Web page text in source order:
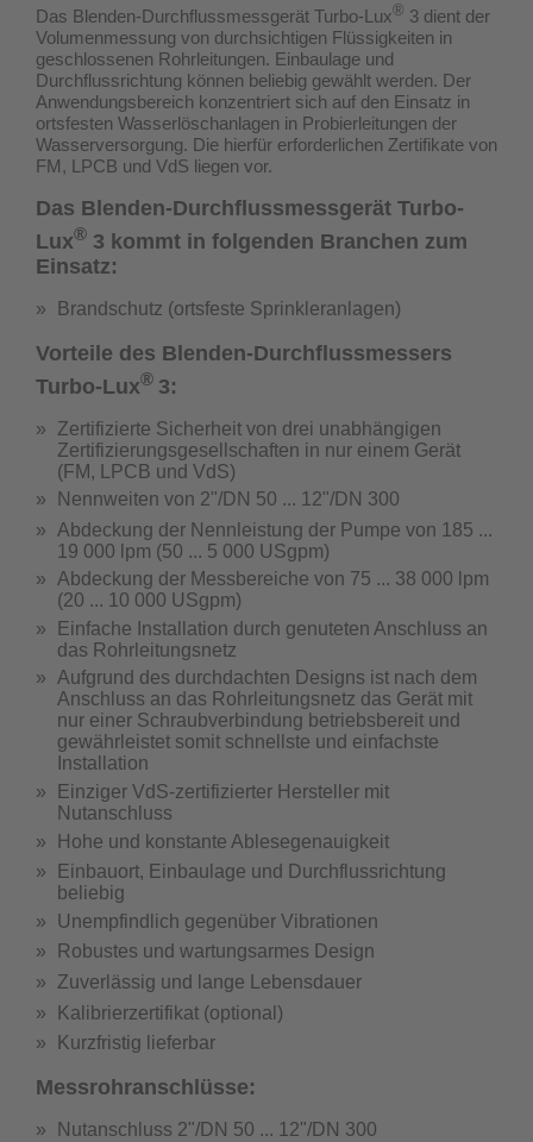
Das Blenden-Durchflussmessgerät Turbo-Lux® 3 dient der
Volumenmessung von durchsichtigen Flüssigkeiten in
geschlossenen Rohrleitungen. Einbaulage und
Durchflussrichtung können beliebig gewählt werden. Der
Anwendungsbereich konzentriert sich auf den Einsatz in
ortsfesten Wasserlöschanlagen in Probierleitungen der
Wasserversorgung. Die hierfür erforderlichen Zertifikate von
FM, LPCB und VdS liegen vor.
Das Blenden-Durchflussmessgerät Turbo-
Lux®3 kommt in folgenden Branchen zum
Einsatz:
Brandschutz (ortsfeste Sprinkleranlagen)
Vorteile des Blenden-Durchflussmessers
Turbo-Lux® 3:
Zertifizierte Sicherheit von drei unabhängigen
Zertifizierungsgesellschaften in nur einem Gerät
(FM, LPCB und VdS)
Nennweiten von 2"/DN 50 ... 12"/DN 300
Abdeckung der Nennleistung der Pumpe von 185 ...
19 000 lpm (50 ... 5 000 USgpm)
Abdeckung der Messbereiche von 75 ... 38 000 lpm
(20 ... 10 000 USgpm)
Einfache Installation durch genuteten Anschluss an
das Rohrleitungsnetz
Aufgrund des durchdachten Designs ist nach dem
Anschluss an das Rohrleitungsnetz das Gerät mit
nur einer Schraubverbindung betriebsbereit und
gewährleistet somit schnellste und einfachste
Installation
Einziger VdS-zertifizierter Hersteller mit
Nutanschluss
Hohe und konstante Ablesegenauigkeit
Einbauort, Einbaulage und Durchflussrichtung
beliebig
Unempfindlich gegenüber Vibrationen
Robustes und wartungsarmes Design
Zuverlässig und lange Lebensdauer
Kalibrierzertifikat (optional)
Kurzfristig lieferbar
Messrohranschlüsse:
Nutanschluss 2"/DN 50 ... 12"/DN 300